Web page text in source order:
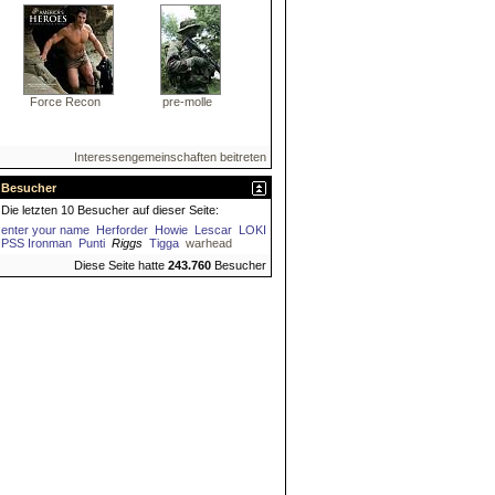
Force Recon pre-molle
Interessengemeinschaften beitreten
Besucher
Die letzten 10 Besucher auf dieser Seite:
enter your name Herforder Howie Lescar LOKI
PSS Ironman Punti Riggs Tigga warhead
Diese Seite hatte 243.760 Besucher